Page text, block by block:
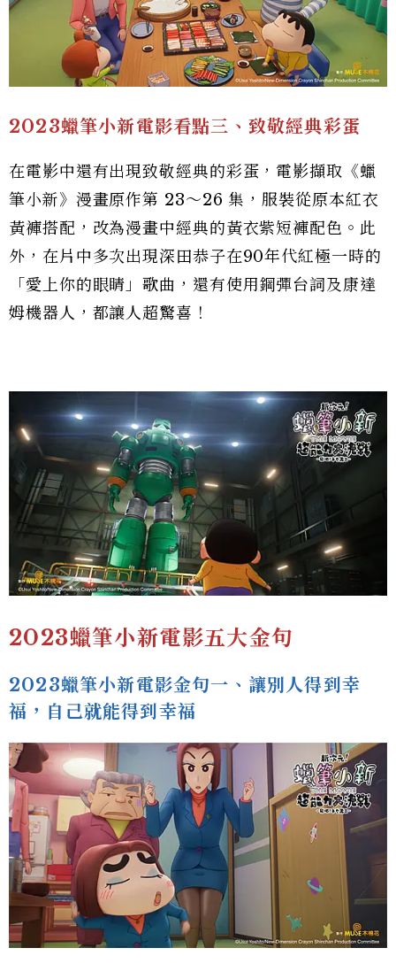
2023蠟筆小新電影看點三、致敬經典彩蛋
在電影中還有出現致敬經典的彩蛋，電影擷取《蠟
筆小新》漫畫原作第 23～26 集，服裝從原本紅衣
黃褲搭配，改為漫畫中經典的黃衣紫短褲配色。此
外，在片中多次出現深田恭子在90年代紅極一時的
「愛上你的眼睛」歌曲，還有使用鋼彈台詞及康達
姆機器人，都讓人超驚喜！
2023蠟筆小新電影五大金句
2023蠟筆小新電影金句一、讓別人得到幸
福，自己就能得到幸福